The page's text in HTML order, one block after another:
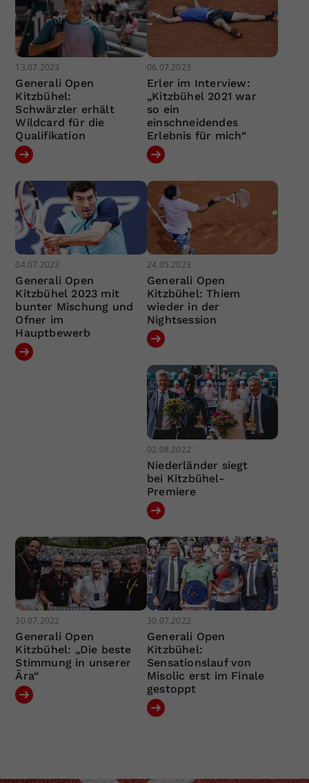
13.07.2023
Generali Open
Kitzbühel:
Schwärzler erhält
Wildcard für die
Qualifikation
06.07.2023
Erler im Interview:
„Kitzbühel 2021 war
so ein
einschneidendes
Erlebnis für mich“
04.07.2023
Generali Open
Kitzbühel 2023 mit
bunter Mischung und
Ofner im
Hauptbewerb
24.05.2023
Generali Open
Kitzbühel: Thiem
wieder in der
Nightsession
02.08.2022
Niederländer siegt
bei Kitzbühel-
Premiere
30.07.2022
Generali Open
Kitzbühel: „Die beste
Stimmung in unserer
Ära“
30.07.2022
Generali Open
Kitzbühel:
Sensationslauf von
Misolic erst im Finale
gestoppt